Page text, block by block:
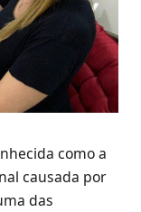
como a
causada por
das